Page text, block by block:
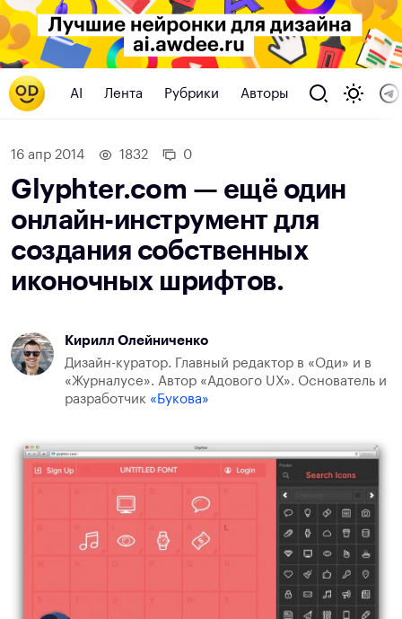
AI Лента Рубрики Авторы
16 апр 2014 1832 0
Glyphter.com — ещё один
онлайн-инструмент для
создания собственных
иконочных шрифтов.
Кирилл Олейниченко
Дизайн-куратор. Главный редактор в «Оди» и в
«Журналусе». Автор «Адового UX». Основатель и
разработчик «Букова»